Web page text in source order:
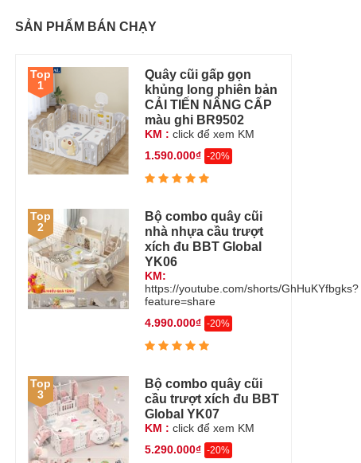
SẢN PHẨM BÁN CHẠY
Top
1
Quây cũi gấp gọn
khủng long phiên bản
CẢI TIẾN NÂNG CẤP
màu ghi BR9502
KM : click để xem KM
1.590.000₫ -20%
Top
2
Bộ combo quây cũi
nhà nhựa cầu trượt
xích đu BBT Global
YK06
KM:
https://youtube.com/shorts/GhHuKYfbgks?
feature=share
4.990.000₫ -20%
Top
3
Bộ combo quây cũi
cầu trượt xích đu BBT
Global YK07
KM : click để xem KM
5.290.000₫ -20%